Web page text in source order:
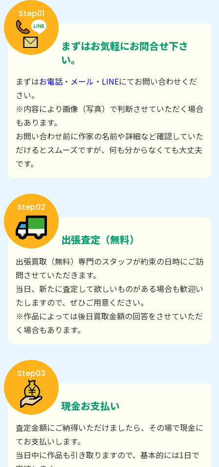
Step01
まずはお気軽にお問合せ下さ
い。
まずはお電話 ・ メール ・ LINEにてお問い合わせくだ
さい。
※内容により画像（写真）で判断させていただく場合
もあります。
お問い合わせ前に作家の名前や詳細など確認していた
だけるとスムーズですが、何も分からなくても大丈夫
です。
Step02
出張査定（無料）
出張買取（無料）専門のスタッフが約束の日時にご訪
問させていただきます。
当日、新たに査定して欲しいものがある場合も歓迎い
たしますので、ぜひご用意ください。
※作品によっては後日買取金額の回答をさせていただ
く場合もあります。
Step03
現金お支払い
査定金額にご納得いただけましたら、その場で現金に
てお支払いします。
当日中に作品も引き取りますので、基本的には1日で